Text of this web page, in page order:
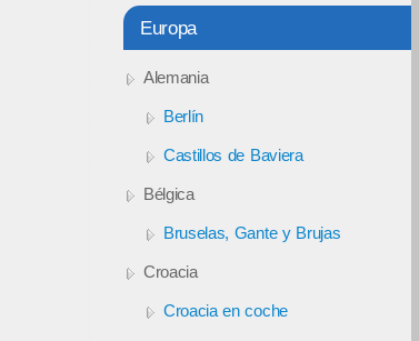
Europa
Alemania
Berlín
Castillos de Baviera
Bélgica
Bruselas, Gante y Brujas
Croacia
Croacia en coche